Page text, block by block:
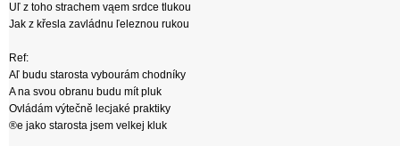
Uľ z toho strachem vąem srdce tlukou
Jak z křesla zavládnu ľeleznou rukou
Ref:
Aľ budu starosta vybourám chodníky
A na svou obranu budu mít pluk
Ovládám výtečně lecjaké praktiky
®e jako starosta jsem velkej kluk